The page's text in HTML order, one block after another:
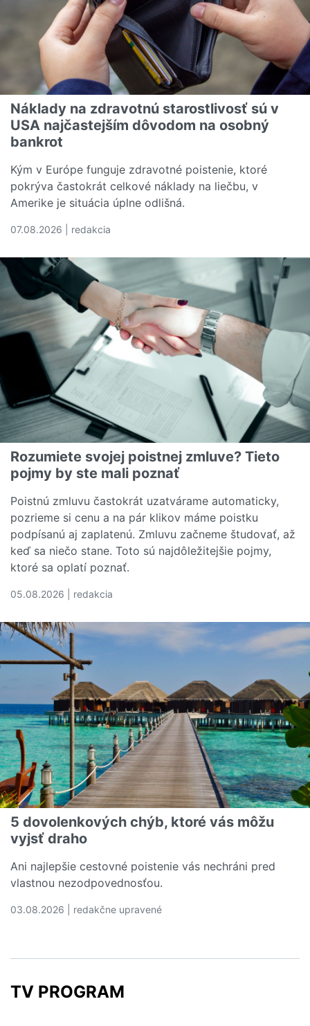
Náklady na zdravotnú starostlivosť sú v
USA najčastejším dôvodom na osobný
bankrot
Kým v Európe funguje zdravotné poistenie, ktoré
pokrýva častokrát celkové náklady na liečbu, v
Amerike je situácia úplne odlišná.
07.08.2026 | redakcia
Rozumiete svojej poistnej zmluve? Tieto
pojmy by ste mali poznať
Poistnú zmluvu častokrát uzatvárame automaticky,
pozrieme si cenu a na pár klikov máme poistku
podpísanú aj zaplatenú. Zmluvu začneme študovať, až
keď sa niečo stane. Toto sú najdôležitejšie pojmy,
ktoré sa oplatí poznať.
05.08.2026 | redakcia
5 dovolenkových chýb, ktoré vás môžu
vyjsť draho
Ani najlepšie cestovné poistenie vás nechráni pred
vlastnou nezodpovednosťou.
03.08.2026 | redakčne upravené
TV PROGRAM